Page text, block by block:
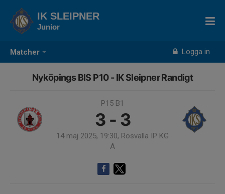
Matcher Logga in
IK SLEIPNER
Junior
Nyköpings BIS P10 - IK Sleipner Randigt
P15 B1
3 - 3
14 maj 2025, 19:30, Rosvalla IP KG
A